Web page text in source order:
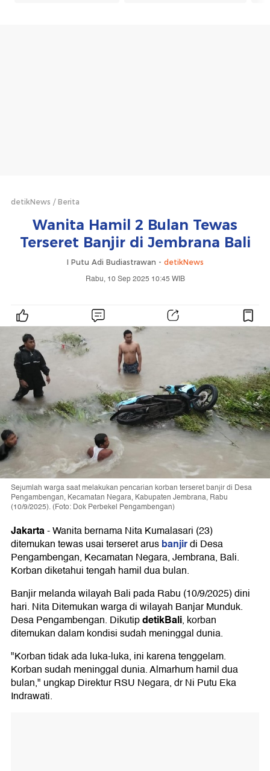
detikNews Berita
Wanita Hamil 2 Bulan Tewas
Terseret Banjir di Jembrana Bali
I Putu Adi Budiastrawan - detikNews
Rabu, 10 Sep 2025 10:45 WIB
Sejumlah warga saat melakukan pencarian korban terseret banjir di Desa
Pengambengan, Kecamatan Negara, Kabupaten Jembrana, Rabu
(10/9/2025). (Foto: Dok Perbekel Pengambengan)
Jakarta-Wanita bernama Nita Kumalasari (23)
ditemukan tewas usai terseret arusbanjirdi Desa
Pengambengan, Kecamatan Negara, Jembrana, Bali.
Korban diketahui tengah hamil dua bulan.
Banjir melanda wilayah Bali pada Rabu (10/9/2025) dini
hari. Nita Ditemukan warga di wilayah Banjar Munduk.
Desa Pengambengan. DikutipdetikBali, korban
ditemukan dalam kondisi sudah meninggal dunia.
"Korban tidak ada luka-luka, ini karena tenggelam.
Korban sudah meninggal dunia. Almarhum hamil dua
bulan," ungkap Direktur RSU Negara, dr Ni Putu Eka
Indrawati.